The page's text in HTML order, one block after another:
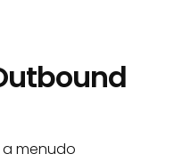
a menudo